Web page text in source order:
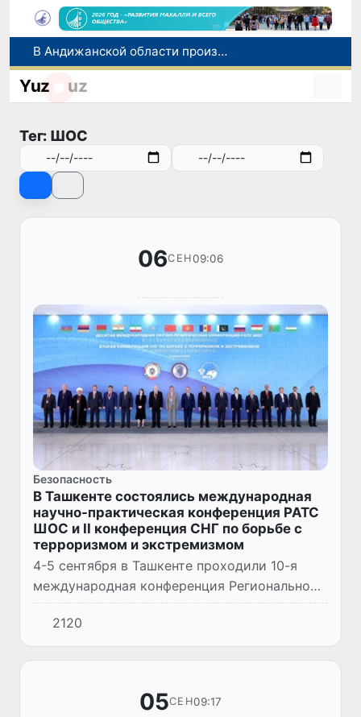
В Андижанской области произошло землетрясение магнитудой 3
Сенат одобрил Закон о повышении эффективности борьбы с экстремизмом
В Узбекистане расширяются гарантии свободы предпринимательской деятельности
Yuz uz
Тег: ШОС
06СЕН09:06
Безопасность
В Ташкенте состоялись международная
научно-практическая конференция РАТС
ШОС и II конференция СНГ по борьбе с
терроризмом и экстремизмом
4-5 сентября в Ташкенте проходили 10-я
международная конференция Региональной
антитеррористической структуры
Шанхайской организации сотрудничества и
2-я конференция Содружества нез...
2120
05СЕН09:17